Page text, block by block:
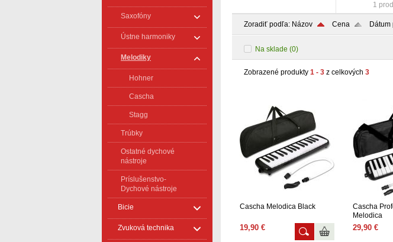
Saxofóny
Ústne harmoniky
Melodiky
Hohner
Cascha
Stagg
Trúbky
Ostatné dychové
nástroje
Príslušenstvo-
Dychové nástroje
Bicie
Zvuková technika
1
Zoradiť podľa: Názov Cena
Na sklade (0)
Zobrazené produkty 1 - 3 z celkových 3
Cascha Melodica Black
19,90 €
Cascha
Melodica
29,90 €